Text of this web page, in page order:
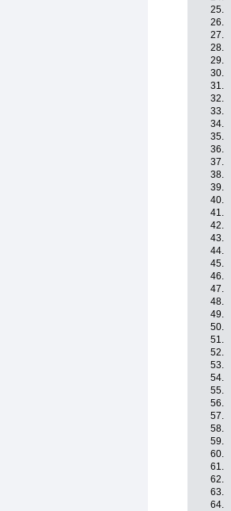
25.
26.
27.
28.
29.
30.
31.
32.
33.
34.
35.
36.
37.
38.
39.
40.
41.
42.
43.
44.
45.
46.
47.
48.
49.
50.
51.
52.
53.
54.
55.
56.
57.
58.
59.
60.
61.
62.
63.
64.